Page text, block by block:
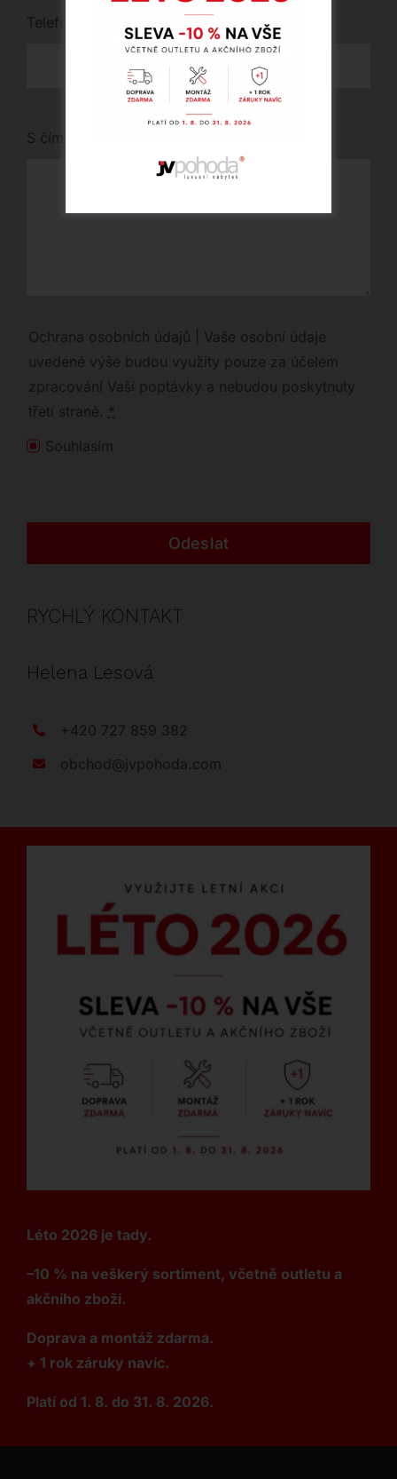
Telefon
S čím vám můžeme pomoci?
Ochrana osobních údajů | Vaše osobní údaje
uvedené výše budou využity pouze za účelem
zpracování Vaší poptávky a nebudou poskytnuty
třetí straně. *
Souhlasím
Odeslat
RYCHLÝ KONTAKT
Helena Lesová
+420 727 859 382
obchod@jvpohoda.com
Léto 2026 je tady.
–10 % na veškerý sortiment, včetně outletu a
akčního zboží.
Doprava a montáž zdarma.
+ 1 rok záruky navíc.
Platí od 1. 8. do 31. 8. 2026.